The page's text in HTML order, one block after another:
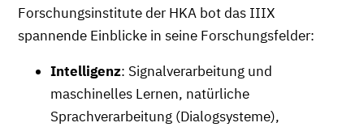
Forschungsinstitute der HKA bot das IIIX
spannende Einblicke in seine Forschungsfelder:
Intelligenz: Signalverarbeitung und
maschinelles Lernen, natürliche
Sprachverarbeitung (Dialogsysteme),